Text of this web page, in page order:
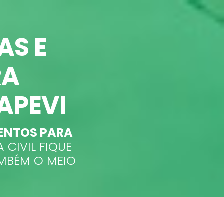
E
PARA
CIVIL FIQUE
O MEIO